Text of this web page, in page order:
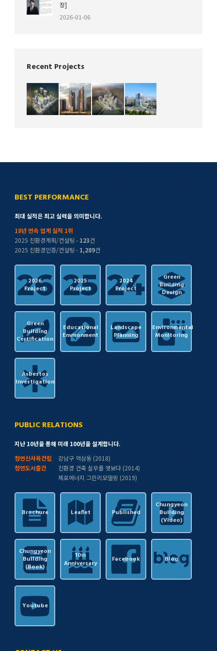
장]
2026-01-06
Recent Projects
BEST PERFORMANCE
최대 실적은 최고 실력을 의미합니다.
18년 연속 업계 실적 1위
2025 친환경계획/컨설팅 -123건
2025 친환경인증/컨설팅 -1,289건
2026
Project
2025
Project
2024
Project
Green
Building
Design
Green
Building
Certification
Educational
Environment
Landscape
Planning
Environmental
Monitoring
Asbestos
Investigation
PUBLIC RELATIONS
지난 10년을 통해 미래 100년을 설계합니다.
청연신사옥건립
강남구 역삼동 (2018)
청연도서출간
친환경 건축 실무를 엿보다 (2014)
제로에너지 그린리모델링 (2019)
Brochure Leaflet Published
Chungyeon
Building
(Video)
Chungyeon
Building
(Book)
10th
Anniversary Facebook Blog
Youtube